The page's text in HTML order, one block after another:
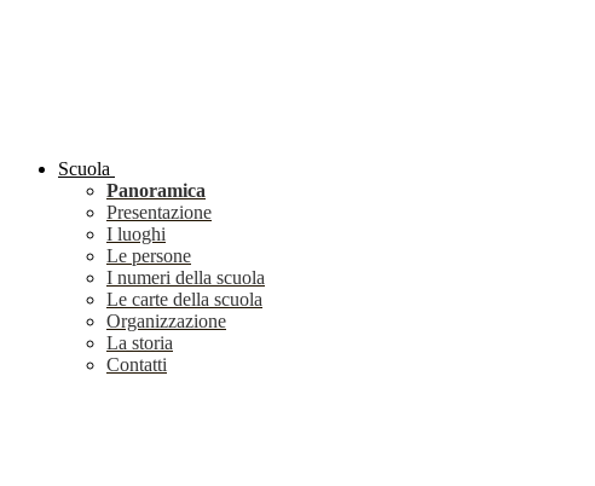
Scuola
Panoramica
Presentazione
I luoghi
Le persone
I numeri della scuola
Le carte della scuola
Organizzazione
La storia
Contatti